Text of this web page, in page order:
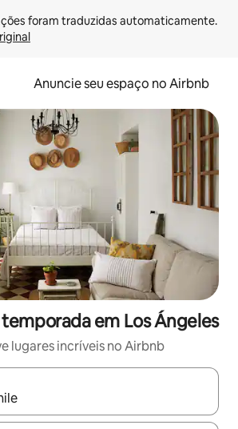
Anuncie seu espaço no Airbnb
em Los Ángeles
lugares incríveis no Airbnb
estiverem disponíveis, explore-os